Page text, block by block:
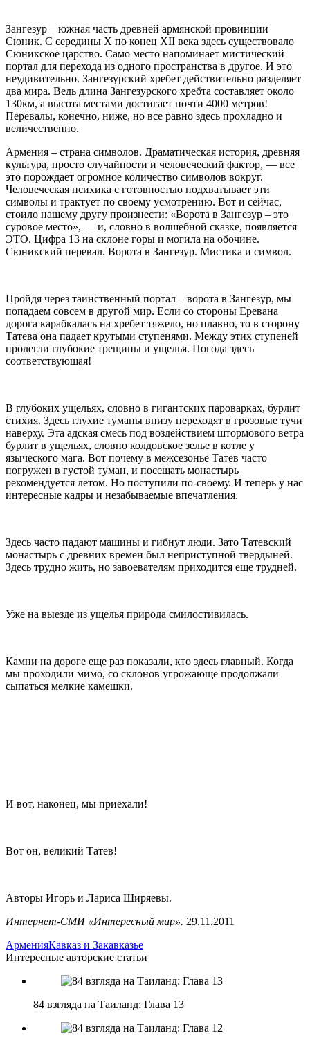
Зангезур – южная часть древней армянской провинции
Сюник. С середины X по конец XII века здесь существовало
Сюникское царство. Само место напоминает мистический
портал для перехода из одного пространства в другое. И это
неудивительно. Зангезурский хребет действительно разделяет
два мира. Ведь длина Зангезурского хребта составляет около
130км, а высота местами достигает почти 4000 метров!
Перевалы, конечно, ниже, но все равно здесь прохладно и
величественно.
Армения – страна символов. Драматическая история, древняя
культура, просто случайности и человеческий фактор, — все
это порождает огромное количество символов вокруг.
Человеческая психика с готовностью подхватывает эти
символы и трактует по своему усмотрению. Вот и сейчас,
стоило нашему другу произнести: «Ворота в Зангезур – это
суровое место», — и, словно в волшебной сказке, появляется
ЭТО. Цифра 13 на склоне горы и могила на обочине.
Сюникский перевал. Ворота в Зангезур. Мистика и символ.
Пройдя через таинственный портал – ворота в Зангезур, мы
попадаем совсем в другой мир. Если со стороны Еревана
дорога карабкалась на хребет тяжело, но плавно, то в сторону
Татева она падает крутыми ступенями. Между этих ступеней
пролегли глубокие трещины и ущелья. Погода здесь
соответствующая!
В глубоких ущельях, словно в гигантских пароварках, бурлит
стихия. Здесь глухие туманы внизу переходят в грозовые тучи
наверху. Эта адская смесь под воздействием штормового ветра
бурлит в ущельях, словно колдовское зелье в котле у
языческого мага. Вот почему в межсезонье Татев часто
погружен в густой туман, и посещать монастырь
рекомендуется летом. Но поступили по-своему. И теперь у нас
интересные кадры и незабываемые впечатления.
Здесь часто падают машины и гибнут люди. Зато Татевский
монастырь с древних времен был неприступной твердыней.
Здесь трудно жить, но завоевателям приходится еще трудней.
Уже на выезде из ущелья природа смилостивилась.
Камни на дороге еще раз показали, кто здесь главный. Когда
мы проходили мимо, со склонов угрожающе продолжали
сыпаться мелкие камешки.
И вот, наконец, мы приехали!
Вот он, великий Татев!
Авторы Игорь и Лариса Ширяевы.
Интернет-СМИ «Интересный мир». 29.11.2011
АрменияКавказ и Закавказье
Интересные авторские статьи
84 взгляда на Таиланд: Глава 13